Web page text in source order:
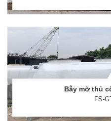
Bẫy mỡ thủ
FS-